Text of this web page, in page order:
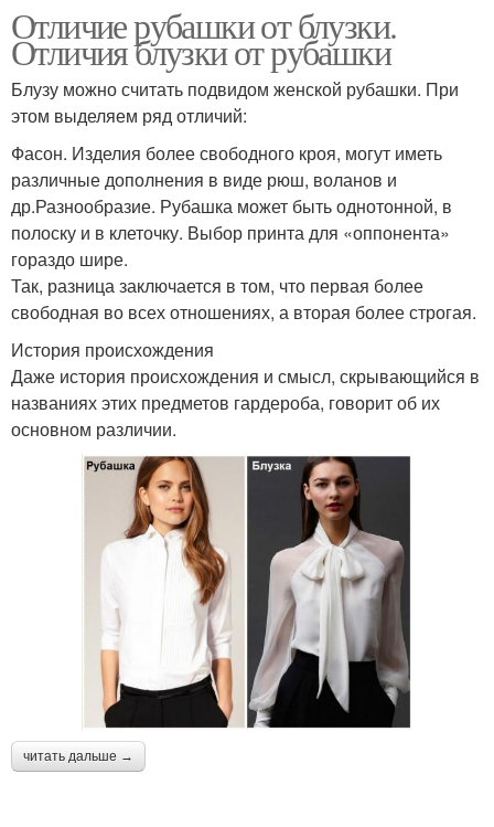
Отличие рубашки от блузки.
Отличия блузки от рубашки
Блузу можно считать подвидом женской рубашки. При
этом выделяем ряд отличий:
Фасон. Изделия более свободного кроя, могут иметь
различные дополнения в виде рюш, воланов и
др.Разнообразие. Рубашка может быть однотонной, в
полоску и в клеточку. Выбор принта для «оппонента»
гораздо шире.
Так, разница заключается в том, что первая более
свободная во всех отношениях, а вторая более строгая.
История происхождения
Даже история происхождения и смысл, скрывающийся в
названиях этих предметов гардероба, говорит об их
основном различии.
читать дальше →